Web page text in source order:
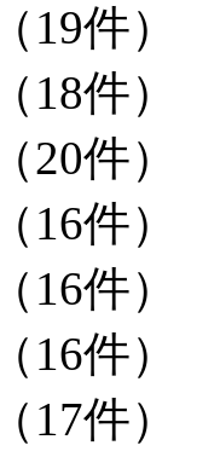
（19件）
（18件）
（20件）
（16件）
（16件）
（16件）
（17件）